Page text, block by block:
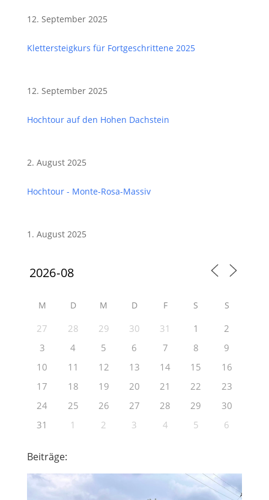
12. September 2025
Klettersteigkurs für Fortgeschrittene 2025
12. September 2025
Hochtour auf den Hohen Dachstein
2. August 2025
Hochtour - Monte-Rosa-Massiv
1. August 2025
M D M D F S S
27 28 29 30 31 1
2
3
4 5 6 7 8
9
10
11 12 13 14 15
16
17
18 19 20 21 22
23
24
25 26 27 28 29
30
31
1 2 3 4 5 6
Beiträge: